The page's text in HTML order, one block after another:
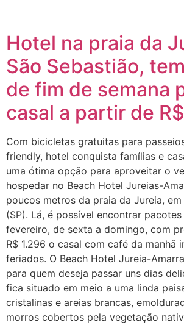
Hotel na praia da
São Sebastião,
de fim de semana
casal a partir de
Com bicicletas gratuitas para
friendly, hotel conquista famílias e
uma ótima opção para aproveitar o
hospedar no Beach Hotel Jureias-
poucos metros da praia da Jureia, em
(SP). Lá, é possível encontrar
fevereiro, de sexta a domingo, com
R$ 1.296 o casal com café da manhã
feriados. O Beach Hotel Jureia-
para quem deseja passar uns dias
fica situado em meio a uma linda
cristalinas e areias brancas,
morros cobertos pela vegetação